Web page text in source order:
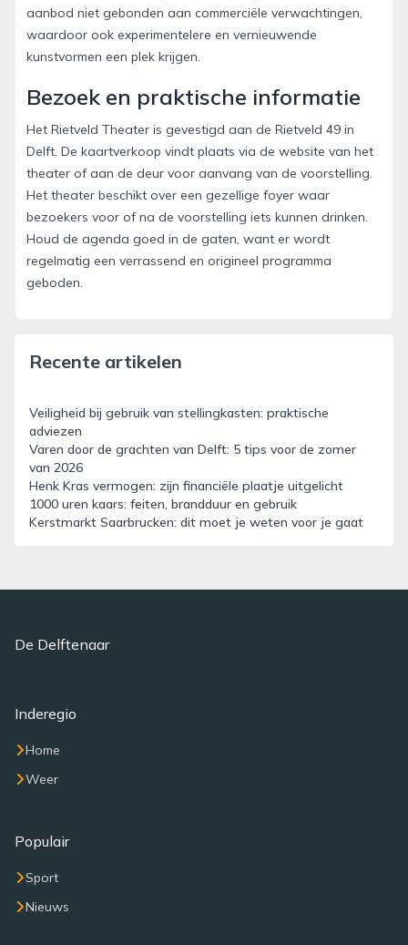
aanbod niet gebonden aan commerciële verwachtingen,
waardoor ook experimentelere en vernieuwende
kunstvormen een plek krijgen.
Bezoek en praktische informatie
Het Rietveld Theater is gevestigd aan de Rietveld 49 in
Delft. De kaartverkoop vindt plaats via de website van het
theater of aan de deur voor aanvang van de voorstelling.
Het theater beschikt over een gezellige foyer waar
bezoekers voor of na de voorstelling iets kunnen drinken.
Houd de agenda goed in de gaten, want er wordt
regelmatig een verrassend en origineel programma
geboden.
Recente artikelen
Veiligheid bij gebruik van stellingkasten: praktische
adviezen
Varen door de grachten van Delft: 5 tips voor de zomer
van 2026
Henk Kras vermogen: zijn financiële plaatje uitgelicht
1000 uren kaars: feiten, brandduur en gebruik
Kerstmarkt Saarbrucken: dit moet je weten voor je gaat
De Delftenaar
Inderegio
Home
Weer
Populair
Sport
Nieuws